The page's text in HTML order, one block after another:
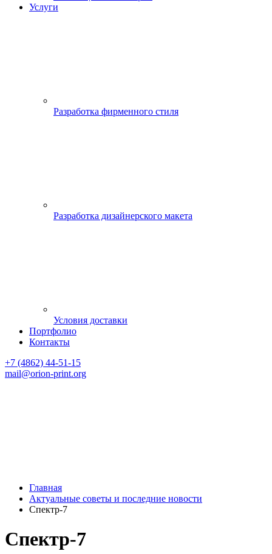
Услуги
Разработка фирменного стиля
Разработка дизайнерского макета
Условия доставки
Портфолио
Контакты
+7 (4862) 44-51-15
mail@orion-print.org
Главная
Актуальные советы и последние новости
Спектр-7
Спектр-7